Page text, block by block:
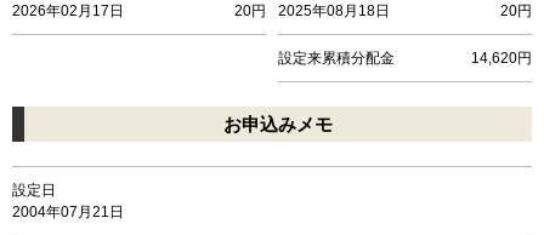
2026年02月17日 20円 2025年08月18日 20円
設定来累積分配金 14,620円
お申込みメモ
設定日
2004年07月21日